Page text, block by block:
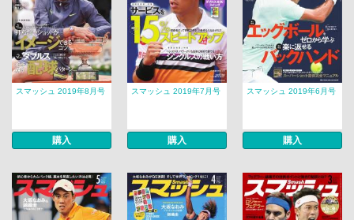
スマッシュ 2019年8月号
購入
スマッシュ 2019年7月号
購入
スマッシュ 2019年6月号
購入